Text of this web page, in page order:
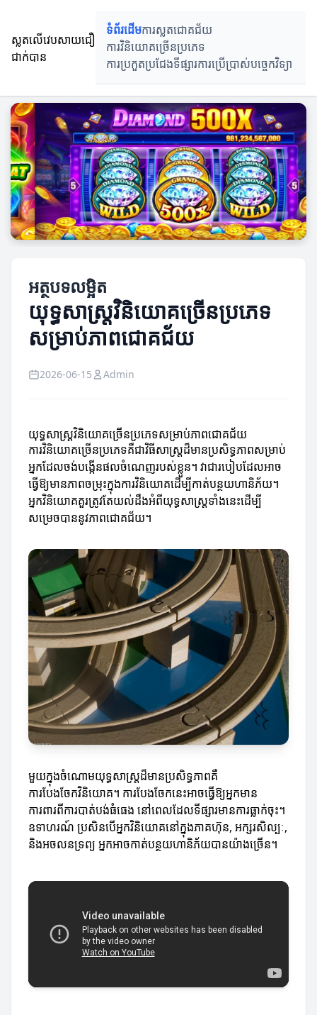
ស្លតលើវេបសាយជឿ
ជាក់បាន
ទំព័រដើមការស្លតជោគជ័យ
ការវិនិយោគច្រើនប្រភេទ
ការប្រកួតប្រជែងទីផ្សារការប្រើប្រាស់បច្ចេកវិទ្យា
អត្ថបទលម្អិត
យុទ្ធសាស្ត្រវិនិយោគច្រើនប្រភេទ
សម្រាប់ភាពជោគជ័យ
2026-06-15 Admin
យុទ្ធសាស្ត្រវិនិយោគច្រើនប្រភេទសម្រាប់ភាពជោគជ័យ
ការវិនិយោគច្រើនប្រភេទគឺជាវិធីសាស្ត្រដ៏មានប្រសិទ្ធភាពសម្រាប់
អ្នកដែលចង់បង្កើនផលចំណេញរបស់ខ្លួន។ វាជារបៀបដែលអាច
ធ្វើឱ្យមានភាពចម្រុះក្នុងការវិនិយោគដើម្បីកាត់បន្ថយហានិភ័យ។
អ្នកវិនិយោគគួរត្រូវតែយល់ដឹងអំពីយុទ្ធសាស្ត្រទាំងនេះដើម្បី
សម្រេចបាននូវភាពជោគជ័យ។
មួយក្នុងចំណោមយុទ្ធសាស្ត្រដ៏មានប្រសិទ្ធភាពគឺ
ការបែងចែកវិនិយោគ។ ការបែងចែកនេះអាចធ្វើឱ្យអ្នកមាន
ការពារពីការបាត់បង់ធំធេង នៅពេលដែលទីផ្សារមានការធ្លាក់ចុះ។
ឧទាហរណ៍ ប្រសិនបើអ្នកវិនិយោគនៅក្នុងភាគហ៊ុន, អក្សរសិល្បៈ,
និងអចលនទ្រព្យ អ្នកអាចកាត់បន្ថយហានិភ័យបានយ៉ាងច្រើន។